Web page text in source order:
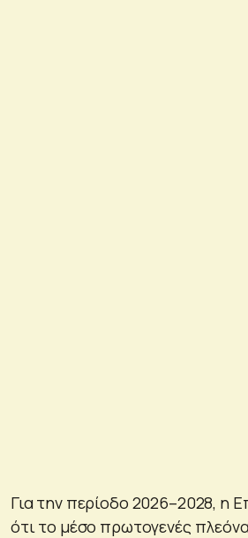
Για την περίοδο 2026–2028, η
ότι το μέσο πρωτογενές